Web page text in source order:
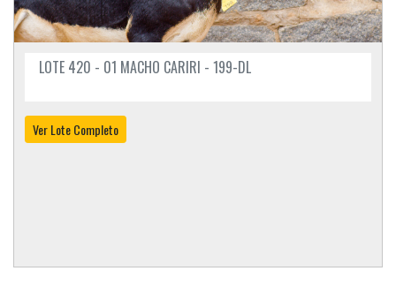
LOTE 420 - 01 MACHO CARIRI - 199-DL
Ver Lote Completo